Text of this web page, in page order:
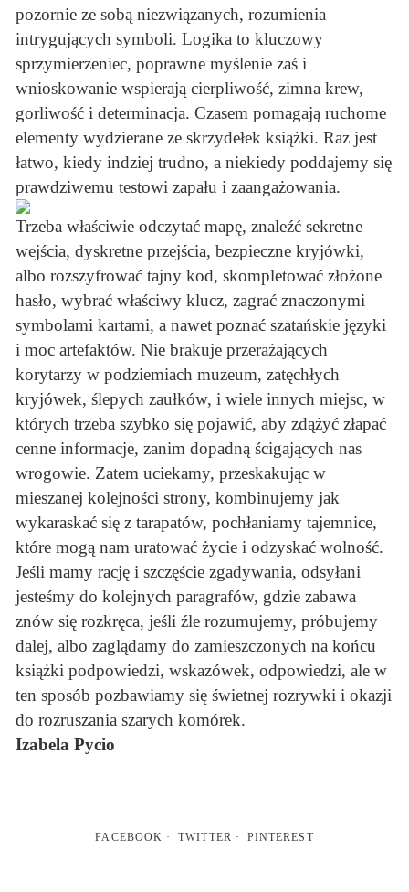
pozornie ze sobą niezwiązanych, rozumienia
intrygujących symboli. Logika to kluczowy
sprzymierzeniec, poprawne myślenie zaś i
wnioskowanie wspierają cierpliwość, zimna krew,
gorliwość i determinacja. Czasem pomagają ruchome
elementy wydzierane ze skrzydełek książki. Raz jest
łatwo, kiedy indziej trudno, a niekiedy poddajemy się
prawdziwemu testowi zapału i zaangażowania.
Trzeba właściwie odczytać mapę, znaleźć sekretne
wejścia, dyskretne przejścia, bezpieczne kryjówki,
albo rozszyfrować tajny kod, skompletować złożone
hasło, wybrać właściwy klucz, zagrać znaczonymi
symbolami kartami, a nawet poznać szatańskie języki
i moc artefaktów. Nie brakuje przerażających
korytarzy w podziemiach muzeum, zatęchłych
kryjówek, ślepych zaułków, i wiele innych miejsc, w
których trzeba szybko się pojawić, aby zdążyć złapać
cenne informacje, zanim dopadną ścigających nas
wrogowie. Zatem uciekamy, przeskakując w
mieszanej kolejności strony, kombinujemy jak
wykaraskać się z tarapatów, pochłaniamy tajemnice,
które mogą nam uratować życie i odzyskać wolność.
Jeśli mamy rację i szczęście zgadywania, odsyłani
jesteśmy do kolejnych paragrafów, gdzie zabawa
znów się rozkręca, jeśli źle rozumujemy, próbujemy
dalej, albo zaglądamy do zamieszczonych na końcu
książki podpowiedzi, wskazówek, odpowiedzi, ale w
ten sposób pozbawiamy się świetnej rozrywki i okazji
do rozruszania szarych komórek.
Izabela Pycio
FACEBOOK TWITTER PINTEREST